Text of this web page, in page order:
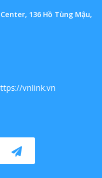
136 Hồ Tùng Mậu,
vnlink.vn